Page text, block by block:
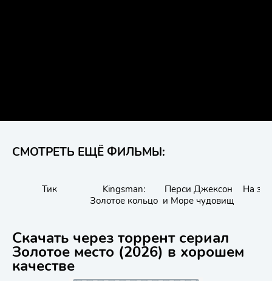
СМОТРЕТЬ ЕЩЁ ФИЛЬМЫ:
Тик
Kingsman:
Золотое кольцо
Перси Джексон
и Море чудовищ
На
Скачать через торрент сериал
Золотое место (2026) в хорошем
качестве